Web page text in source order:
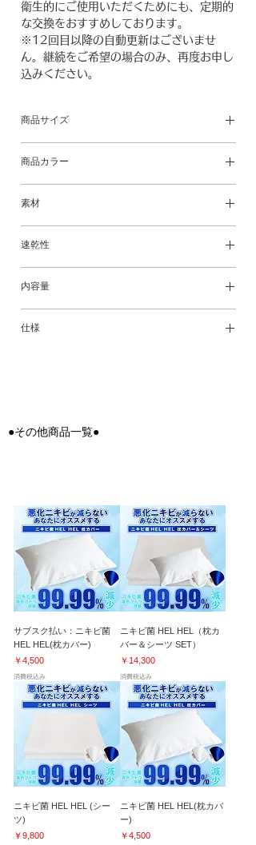
衛生的にご使用いただくためにも、定期的
な交換をおすすめしております。
※12回目以降の自動更新はございませ
ん。継続をご希望の場合のみ、再度お申し
込みください。
商品サイズ
商品カラー
●ネイビー
素材
速乾性
内容量
仕様
●その他商品一覧●
サブスク払い：ニキビ菌
HEL HEL(枕カバー)
価格
￥4,500
消費税込み
ニキビ菌 HEL HEL（枕カ
バー＆シーツ SET）
価格
￥14,300
消費税込み
ニキビ菌 HEL HEL (シー
ツ)
価格
￥9,800
ニキビ菌 HEL HEL(枕カバ
ー)
価格
￥4,500